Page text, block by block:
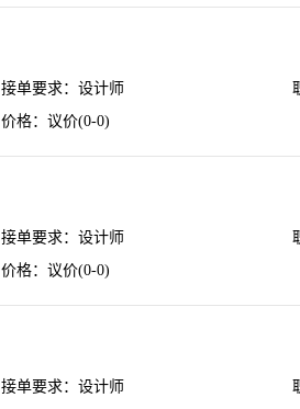
接单要求：设计师
价格：议价(0-0)
接单要求：设计师
价格：议价(0-0)
接单要求：设计师